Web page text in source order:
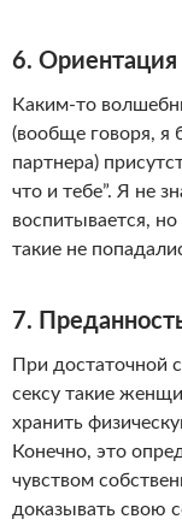
6. Ориентация
Каким-то
(вообще говоря, я
партнера)
что и тебе”. Я не
воспитывается,
такие не
7.
При достаточной
сексу такие
хранить
Конечно, это
чувством
доказывать свою